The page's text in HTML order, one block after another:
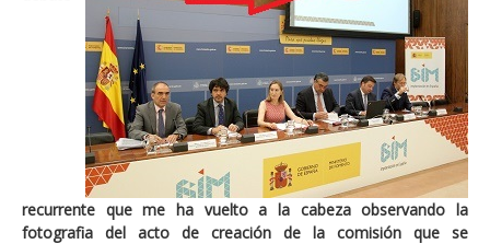
recurrente que me ha vuelto a la cabeza observando la
fotografia del acto de creación de la comisión que se